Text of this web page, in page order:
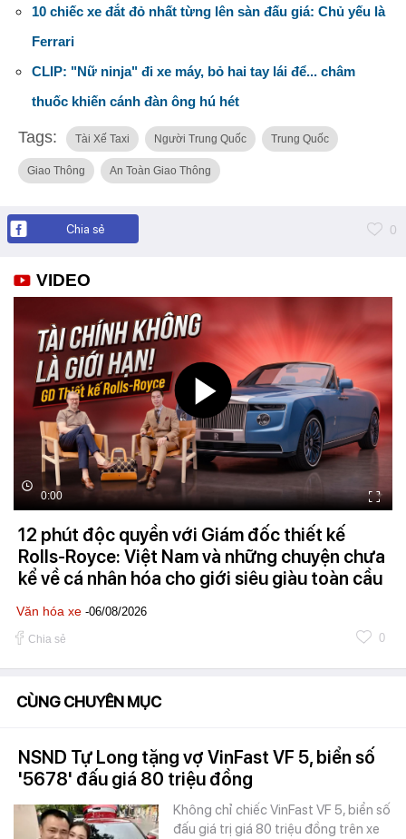
10 chiếc xe đắt đỏ nhất từng lên sàn đấu giá: Chủ yếu là
Ferrari
CLIP: "Nữ ninja" đi xe máy, bỏ hai tay lái để... châm
thuốc khiến cánh đàn ông hú hét
Tags: Tài Xế Taxi Người Trung Quốc Trung Quốc
Giao Thông An Toàn Giao Thông
Chia sẻ 0
VIDEO
0:00
12 phút độc quyền với Giám đốc thiết kế
Rolls-Royce: Việt Nam và những chuyện chưa
kể về cá nhân hóa cho giới siêu giàu toàn cầu
Văn hóa xe -06/08/2026
Chia sẻ 0
CÙNG CHUYÊN MỤC
NSND Tự Long tặng vợ VinFast VF 5, biển số
'5678' đấu giá 80 triệu đồng
Không chỉ chiếc VinFast VF 5, biển số
đấu giá trị giá 80 triệu đồng trên xe